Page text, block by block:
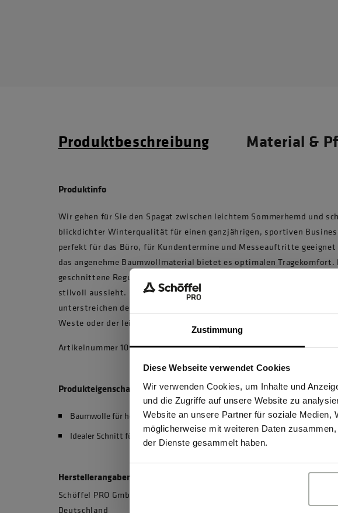
Zustimmung
Diese Webseite verwendet Cookies
Wir verwenden Cookies, um Inhalte und
und die Zugriffe auf unsere Website zu
Website an unsere Partner für soziale Medien,
möglicherweise mit weiteren Daten
der Dienste gesammelt haben.
Produktbeschreibung Material &
Produktinfo
Wir gehen für Sie den Spagat zwischen leichtem Sommerhemd und
blickdichter Winterqualität für einen ganzjährigen, sportiven
perfekt für das Büro, für Kundentermine und Messeauftritte geeignet
das angenehme Baumwollmaterial bietet es optimalen Tragekomfort.
geschnittene Regular Fit sorgt dafür, dass das Hemd bequem sitzt
stilvoll aussieht. Die weitenverstellbaren Manschetten und der
unterstreichen den sportiven Business-Look der kombiniert mit der
Weste oder der leichten Fleecejacke TreuerBegleiter eine sportliche
Artikelnummer 10030705 , Modellnummer 10155
Produkteigenschaften
Baumwolle für höchsten Tragekomfort
Idealer Schnitt für perfekte Passform
Herstellerangaben
Schöffel PRO GmbH, Albert-Einstein-Strasse 1, 86830 Schwabmünchen,
Deutschland
Sind
Ich bestätige, dass ich
GEWERBETREIBENDER